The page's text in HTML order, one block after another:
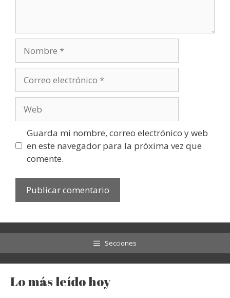
electrónico
Guarda mi nombre, correo electrónico y web
en este navegador para la próxima vez que
comente.
Secciones
Lo más leído hoy